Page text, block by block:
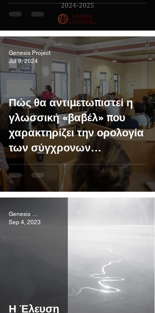
Πώς θα αντιμετωπιστεί η
γλωσσική «βαβέλ» που
χαρακτηρίζει την ορολογία
των σύγχρονων
Παραστατικών Τεχνών;
Genesis Project
Jul 9, 2024
Η Έλευση
Genesis Project
Sep 4, 2023